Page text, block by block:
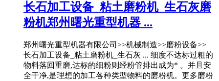
长石加工设备_粘土磨粉机_生石灰磨
粉机郑州曙光重型机器 ...
郑州曙光重型机器有限公司>>机械制造>>磨粉设备>>
长石加工设备_粘土磨粉机_生石灰 ... 细度不达标过粗的
物料落回重磨,达标的细粉则经粉管排出成为* 。并且安
全干净,是理想的加工各种类型物料的磨粉机。更多磨粉